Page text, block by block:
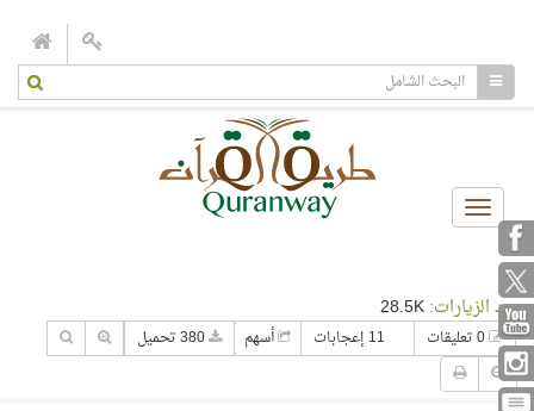
Toggle
navigation
عدد الزيارات:
11 إعجابات أسهم